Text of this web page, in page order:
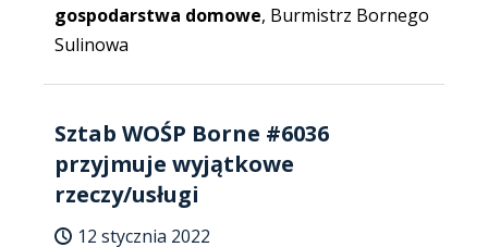
gospodarstwa domowe, Burmistrz Bornego
Sulinowa
Sztab WOŚP Borne #6036
przyjmuje wyjątkowe
rzeczy/usługi
12 stycznia 2022